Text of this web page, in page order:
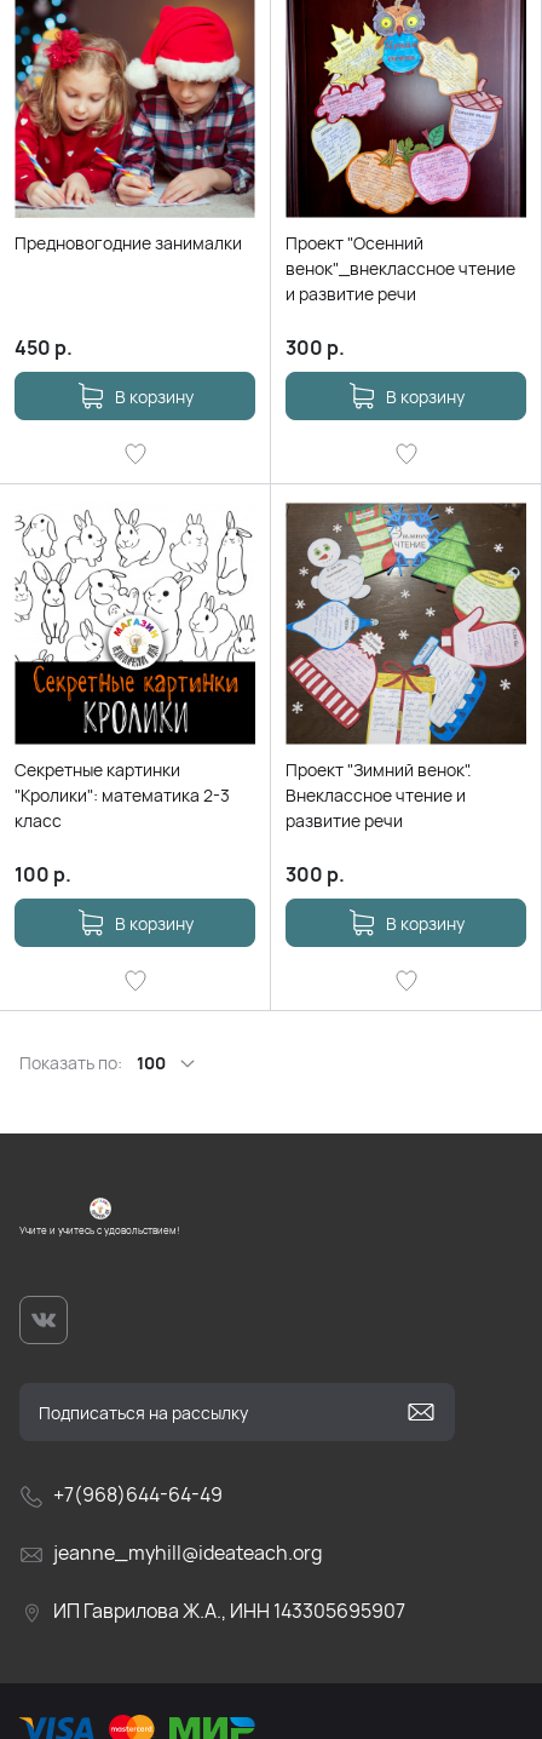
Предновогодние занималки
450 р.
В корзину
Проект "Осенний
венок"_внеклассное чтение
и развитие речи
300 р.
В корзину
Секретные картинки
"Кролики": математика 2-3
класс
100 р.
В корзину
Проект "Зимний венок".
Внеклассное чтение и
развитие речи
300 р.
В корзину
Показать по: 100
Учите и учитесь с удовольствием!
+7(968)644-64-49
jeanne_myhill@ideateach.org
ИП Гаврилова Ж.А., ИНН 143305695907